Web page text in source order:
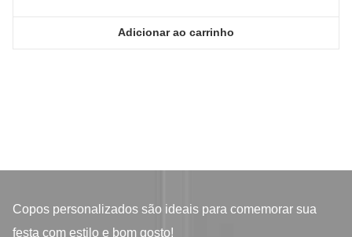
Adicionar ao carrinho
Copos personalizados são ideais para comemorar sua
festa com estilo e bom gosto!